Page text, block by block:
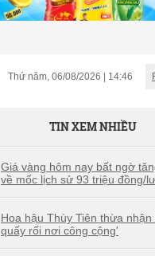
Thứ năm, 06/08/2026 | 14:46
TIN XEM NHIỀU
Giá vàng hôm nay bất ngờ
về mốc lịch sử 93 triệu đồng/
Hoa hậu Thùy Tiên thừa
quấy rối nơi công cộng'